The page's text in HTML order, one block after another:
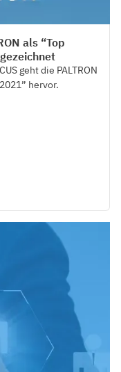
als “Top
geht die PALTRON
hervor.